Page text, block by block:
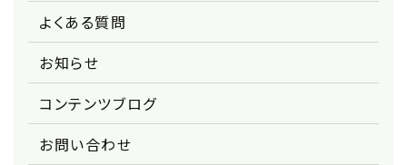
よくある質問
お知らせ
コンテンツブログ
お問い合わせ